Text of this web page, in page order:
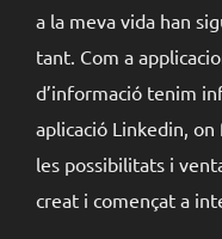
a la meva vida han
tant. Com a
d’informació tenim
aplicació Linkedin,
les possibilitats i
creat i començat a